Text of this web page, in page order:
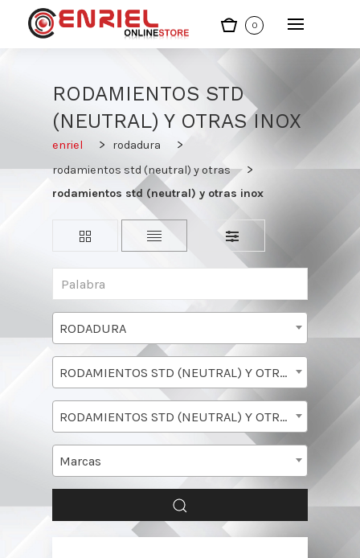
0
RODAMIENTOS STD
(NEUTRAL) Y OTRAS INOX
enriel
rodadura
rodamientos std (neutral) y otras
rodamientos std (neutral) y otras inox
RODADURA
RODAMIENTOS STD (NEUTRAL) Y OTRAS
RODAMIENTOS STD (NEUTRAL) Y OTRAS INOX
Marcas